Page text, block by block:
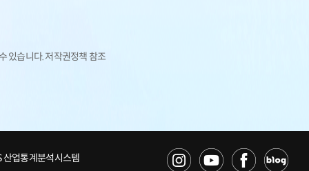
있습니다. 저작권정책 참조
산업통계분석시스템